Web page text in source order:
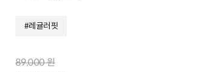
#레귤러핏
89,000 원